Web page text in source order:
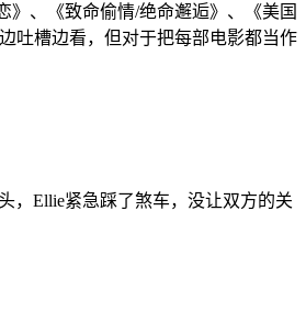
、《致命偷情/绝命邂逅》、《美国
吐槽边看，但对于把每部电影都当作
，Ellie紧急踩了煞车，没让双方的关